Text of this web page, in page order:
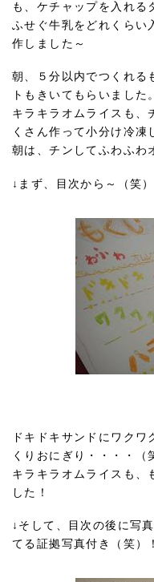
も、ケチャップを入れる
ふせぐ牛乳をどれくらい
作しました～
朝、５分以内でつくれる
トもきいてもらいました。
キラキラオムライスも、
くさん作って小分け冷凍
朝は、チンしてふわふわ
↓まず、目次から～（笑）
ドキドキサンドにワク
くりおにぎり・・・・（
キラキラオムライスも、
した！
↓そして、目次の後に写
てる証拠写真付き（笑）